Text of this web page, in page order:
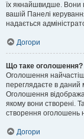
їх якнайшвидше. Вони
вашій Панелі
надається
Догори
Що таке оголошення?
Оголошення
переглядаєте в даний
Оголошення
якому вони створені.
створення оголошень
Догори